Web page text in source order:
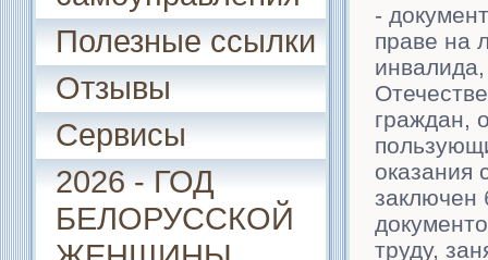
Полезные ссылки
Отзывы
Сервисы
2026 - ГОД
БЕЛОРУССКОЙ
-
праве на
граждан,
оказания
заключен
труду,